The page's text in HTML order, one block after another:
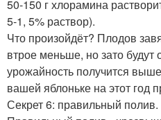
50-150 г хлорамина
5-1, 5% раствор).
Что произойдёт? Плодов
втрое меньше, но зато будут
урожайность получится
вашей яблоньке на этот год
Секрет 6: правильный полив.